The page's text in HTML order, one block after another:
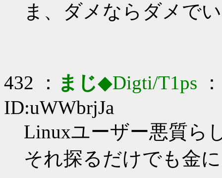
ま、ダメならダメで
432 ： まじ◆Digti/T1ps
ID:uWWbrjJa
Linuxユーザー悪質ら
それ探るだけでも金